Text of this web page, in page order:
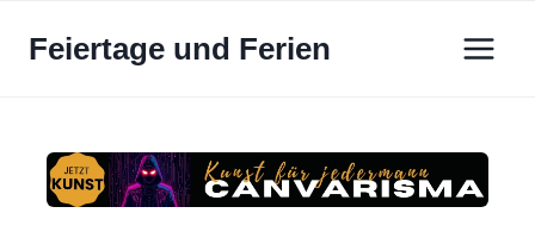
InhaltFeiertage und Ferien